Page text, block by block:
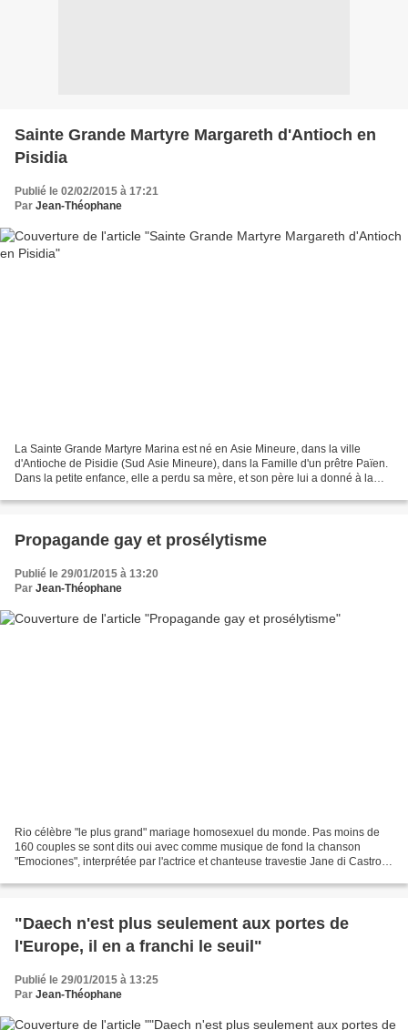
Sainte Grande Martyre Margareth d'Antioch en
Pisidia
Publié le 02/02/2015 à 17:21
Par Jean-Théophane
La Sainte Grande Martyre Marina est né en Asie Mineure, dans la ville
d'Antioche de Pisidie (Sud Asie Mineure), dans la Famille d'un prêtre Païen.
Dans la petite enfance, elle a perdu sa mère, et son père lui a donné à la
Propagande gay et prosélytisme
Publié le 29/01/2015 à 13:20
Par Jean-Théophane
Rio célèbre "le plus grand" mariage homosexuel du monde. Pas moins de
160 couples se sont dits oui avec comme musique de fond la chanson
"Emociones", interprétée par l'actrice et chanteuse travestie Jane di Castro.
"Daech n'est plus seulement aux portes de
l'Europe, il en a franchi le seuil"
Publié le 29/01/2015 à 13:25
Par Jean-Théophane